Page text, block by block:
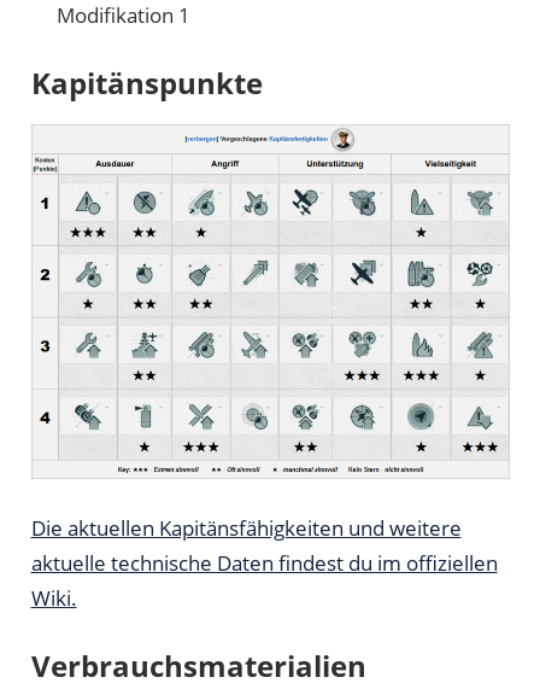
Modifikation 1
Kapitänspunkte
Die aktuellen Kapitänsfähigkeiten und weitere
aktuelle technische Daten findest du im offiziellen
Wiki.
Verbrauchsmaterialien